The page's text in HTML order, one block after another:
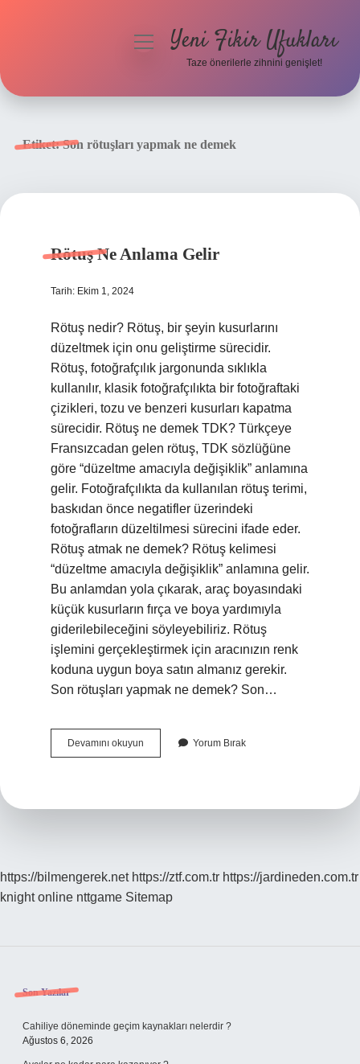
menüyüYeni Fikir Ufukları
Taze önerilerle zihnini genişlet!
Etiket:Son rötuşları yapmak ne demek
Rötuş Ne Anlama Gelir
Tarih: Ekim 1, 2024
Rötuş nedir? Rötuş, bir şeyin kusurlarını
düzeltmek için onu geliştirme sürecidir.
Rötuş, fotoğrafçılık jargonunda sıklıkla
kullanılır, klasik fotoğrafçılıkta bir fotoğraftaki
çizikleri, tozu ve benzeri kusurları kapatma
sürecidir. Rötuş ne demek TDK? Türkçeye
Fransızcadan gelen rötuş, TDK sözlüğüne
göre “düzeltme amacıyla değişiklik” anlamına
gelir. Fotoğrafçılıkta da kullanılan rötuş terimi,
baskıdan önce negatifler üzerindeki
fotoğrafların düzeltilmesi sürecini ifade eder.
Rötuş atmak ne demek? Rötuş kelimesi
“düzeltme amacıyla değişiklik” anlamına gelir.
Bu anlamdan yola çıkarak, araç boyasındaki
küçük kusurların fırça ve boya yardımıyla
giderilebileceğini söyleyebiliriz. Rötuş
işlemini gerçekleştirmek için aracınızın renk
koduna uygun boya satın almanız gerekir.
Son rötuşları yapmak ne demek? Son…
Devamını okuyun
Ne
Yorum Bırak
https://bilmengerek.net https://ztf.com.tr https://jardineden.com.tr
knight online nttgame Sitemap
Sidebar
Son Yazılar
Cahiliye döneminde geçim kaynakları nelerdir ?
Ağustos 6, 2026